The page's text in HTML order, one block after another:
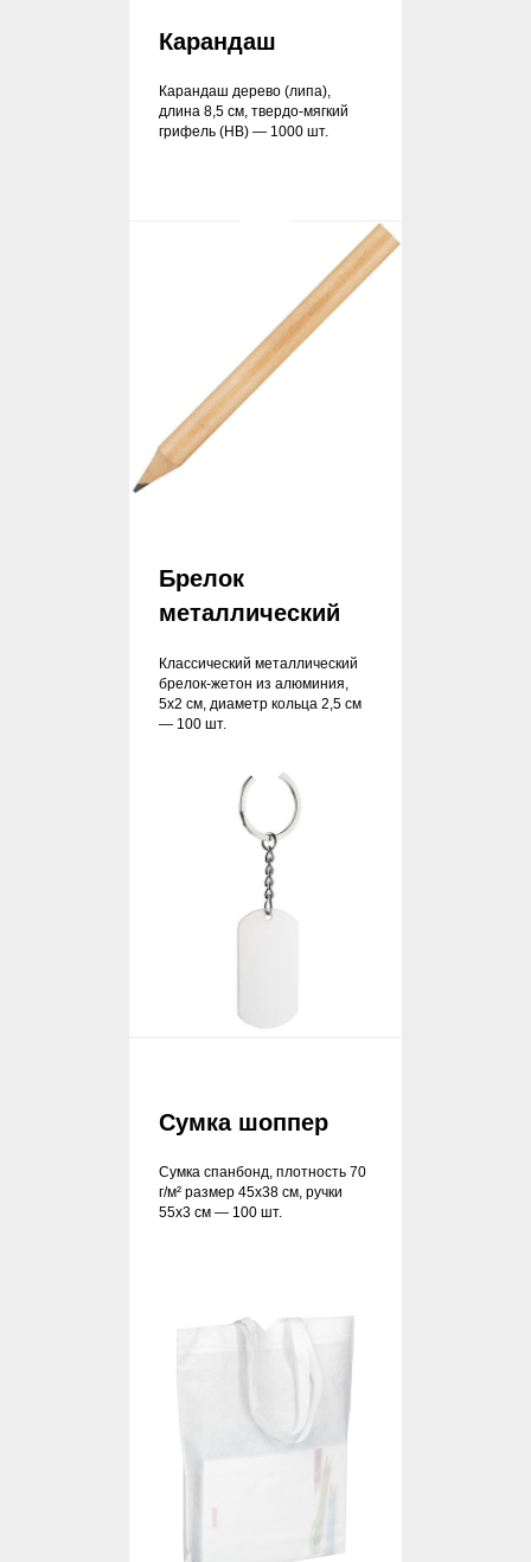
Карандаш
Классический металлический
брелок-жетон из алюминия,
5х2 см, диаметр кольца 2,5 см
— 100 шт.
Брелок
металлический
Сумка спанбонд, плотность 70
г/м² размер 45х38 см, ручки
55х3 см — 100 шт.
Сумка шоппер
Карандаш дерево (липа),
длина 8,5 см, твердо-мягкий
грифель (HB) — 1000 шт.